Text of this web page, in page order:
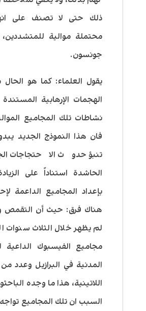
ذلك حتى لا تصنف على
محتملة موالية
جونسون.
يقول العلماء: كما هو
الهجمات الإرهابية
نشاطات تلك المجاميع
فان هذا النموذج الجديد
تنبؤ حدوث الاحتجاجات
الحاشدة استناداً على
بإعداد المجاميع الداعمة
هناك فرق: حيث أن التقمص
لم يظهر خلال الثلاث سنوات
مجاميع الفيسبوك الداعية
المدنية في البرازيل وعدد
اللاتينية، هذا ما وجده
السبب ان تلك المجاميع